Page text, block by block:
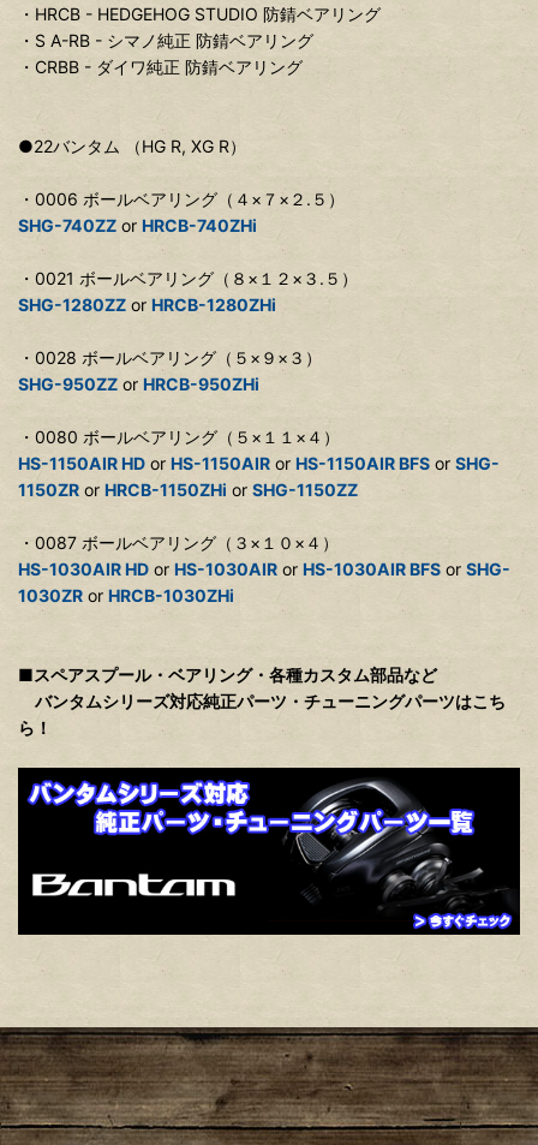
・HRCB - HEDGEHOG STUDIO 防錆ベアリング
・S A-RB - シマノ純正 防錆ベアリング
・CRBB - ダイワ純正 防錆ベアリング
●22バンタム （HG R, XG R）
・0006 ボールベアリング（４×７×２.５）
SHG-740ZZ or HRCB-740ZHi
・0021 ボールベアリング（８×１２×３.５）
SHG-1280ZZ or HRCB-1280ZHi
・0028 ボールベアリング（５×９×３）
SHG-950ZZ or HRCB-950ZHi
・0080 ボールベアリング（５×１１×４）
HS-1150AIR HD or HS-1150AIR or HS-1150AIR BFS or SHG-
1150ZR or HRCB-1150ZHi or SHG-1150ZZ
・0087 ボールベアリング（３×１０×４）
HS-1030AIR HD or HS-1030AIR or HS-1030AIR BFS or SHG-
1030ZR or HRCB-1030ZHi
■スペアスプール・ベアリング・各種カスタム部品など
バンタムシリーズ対応純正パーツ・チューニングパーツはこち
ら！